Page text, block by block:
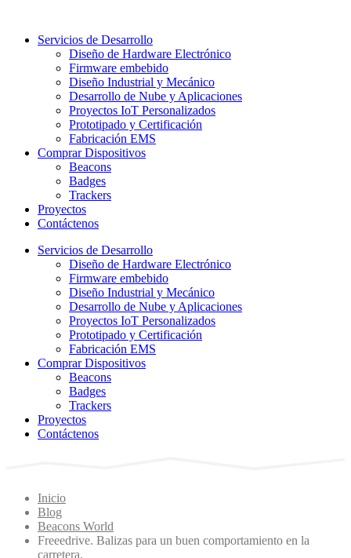
Servicios de Desarrollo
Diseño de Hardware Electrónico
Firmware embebido
Diseño Industrial y Mecánico
Desarrollo de Nube y Aplicaciones
Proyectos IoT Personalizados
Prototipado y Certificación
Fabricación EMS
Comprar Dispositivos
Beacons
Badges
Trackers
Proyectos
Contáctenos
Servicios de Desarrollo
Diseño de Hardware Electrónico
Firmware embebido
Diseño Industrial y Mecánico
Desarrollo de Nube y Aplicaciones
Proyectos IoT Personalizados
Prototipado y Certificación
Fabricación EMS
Comprar Dispositivos
Beacons
Badges
Trackers
Proyectos
Contáctenos
Inicio
Blog
Beacons World
Freeedrive. Balizas para un buen comportamiento en la
carretera.